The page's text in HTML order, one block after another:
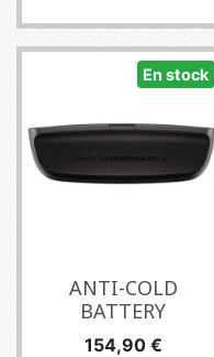
En stock
ANTI-COLD
BATTERY
Precio
154,90 €